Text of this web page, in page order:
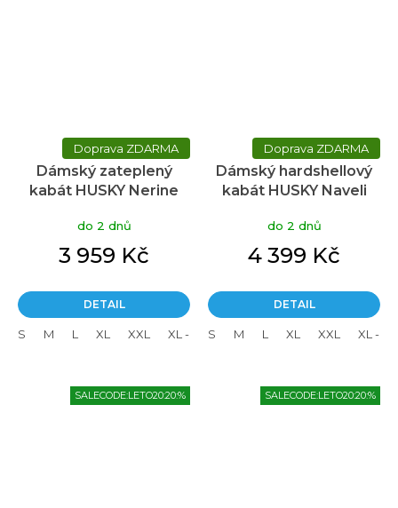
ZDARMA
Dámský zateplený
kabát HUSKY Nerine
do 2 dnů
3 959 Kč
DETAIL
S M L XL XXL XL - plus
ZDARMA
Dámský hardshellový
kabát HUSKY Naveli
do 2 dnů
4 399 Kč
DETAIL
S M L XL XXL XL -
SALECODE:LETO20:20:% SALECODE:LETO20:20:%